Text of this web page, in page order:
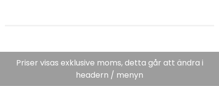
Priser visas exklusive moms, detta går att ändra i
headern / menyn